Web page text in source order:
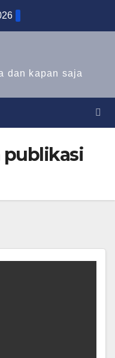
dan kapan saja
publikasi